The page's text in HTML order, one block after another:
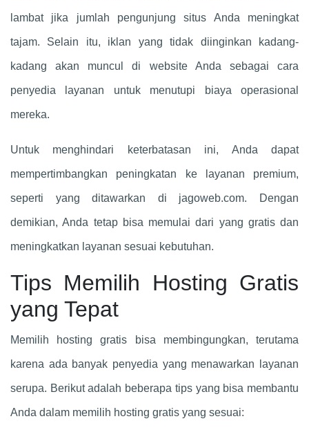
lambat jika jumlah pengunjung situs Anda meningkat
tajam. Selain itu, iklan yang tidak diinginkan kadang-
kadang akan muncul di website Anda sebagai cara
penyedia layanan untuk menutupi biaya operasional
mereka.
Untuk menghindari keterbatasan ini, Anda dapat
mempertimbangkan peningkatan ke layanan premium,
seperti yang ditawarkan di jagoweb.com. Dengan
demikian, Anda tetap bisa memulai dari yang gratis dan
meningkatkan layanan sesuai kebutuhan.
Tips Memilih Hosting Gratis
yang Tepat
Memilih hosting gratis bisa membingungkan, terutama
karena ada banyak penyedia yang menawarkan layanan
serupa. Berikut adalah beberapa tips yang bisa membantu
Anda dalam memilih hosting gratis yang sesuai: